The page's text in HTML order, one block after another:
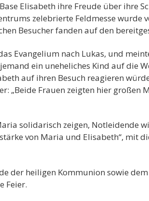
Elisabeth ihre Freude über ihre
zelebrierte Feldmesse
Besucher fanden auf den
Evangelium nach Lukas, und
ein uneheliches Kind auf die
auf ihren Besuch reagieren
„Beide Frauen zeigten hier großen
solidarisch zeigen, Notleidende
von Maria und Elisabeth“, mit
der heiligen Kommunion sowie
Feier.